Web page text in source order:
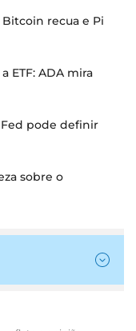
recua e Pi
ETF: ADA mira
pode definir
sobre o